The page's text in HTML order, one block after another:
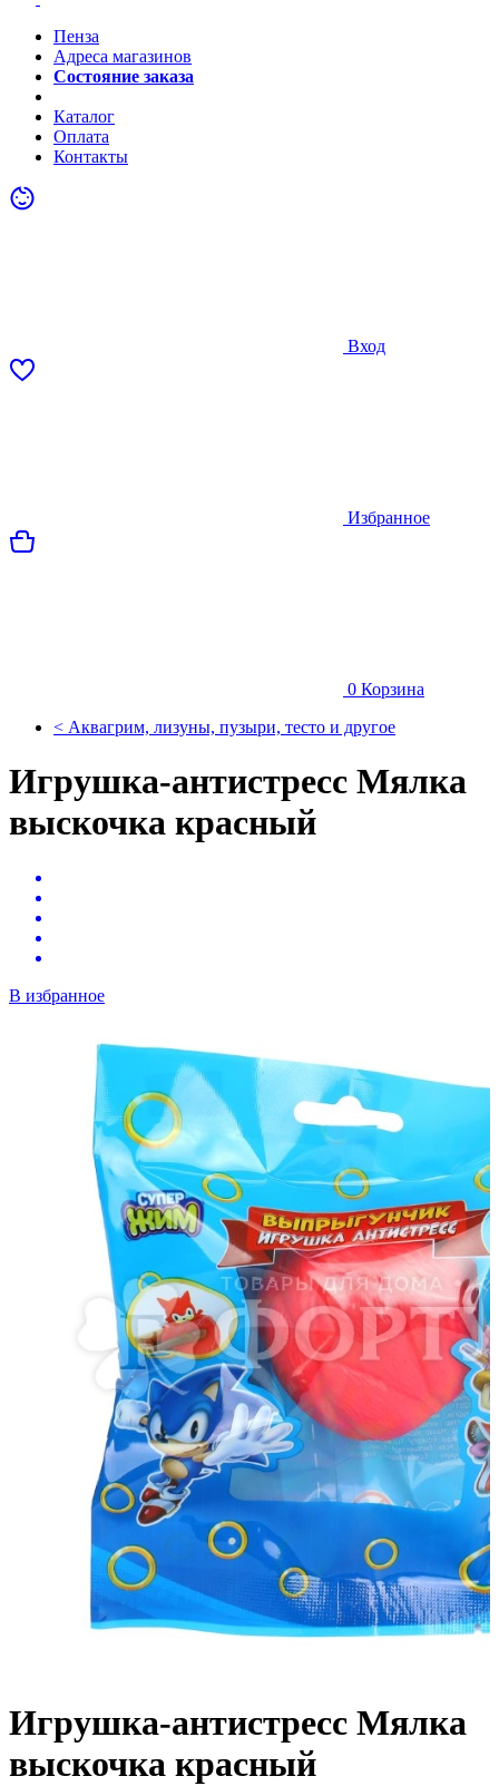
Пенза
Адреса магазинов
Состояние заказа
Каталог
Оплата
Контакты
Вход
Избранное
0 Корзина
< Аквагрим, лизуны, пузыри, тесто и другое
Игрушка-антистресс Мялка
выскочка красный
В избранное
Игрушка-антистресс Мялка
выскочка красный